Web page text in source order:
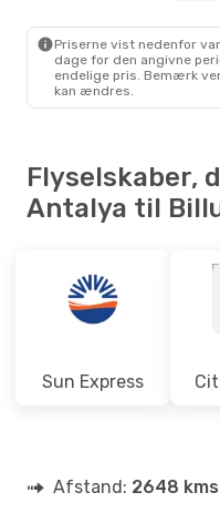
Priserne vist nedenfor
dage for den angivne
endelige pris. Bemærk
kan ændres.
Flyselskaber,
Antalya til
Sun Express
Afstand: 2648 kms